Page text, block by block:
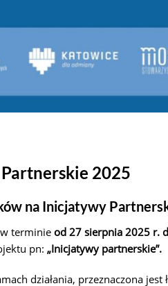
2025
na Inicjatywy
terminie od 27 sierpnia 2025 r.
pn: „Inicjatywy partnerskie”.
działania, przeznaczona jest